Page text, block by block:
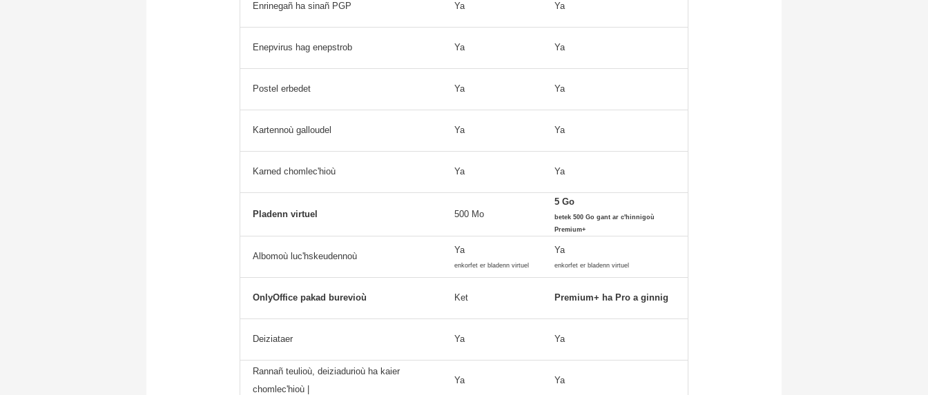
Enrinegañ ha sinañ PGP Ya Ya
Enepvirus hag enepstrob Ya Ya
Postel erbedet Ya Ya
Kartennoù galloudel Ya Ya
Karned chomlec'hioù Ya Ya
Pladenn virtuel 500 Mo
5 Go
betek 500 Go gant ar c'hinnigoù
Premium+
Albomoù luc'hskeudennoù
Ya
enkorfet er bladenn virtuel
Ya
enkorfet er bladenn virtuel
OnlyOffice pakad burevioù Ket Premium+ ha Pro a ginnig
Deiziataer Ya Ya
Rannañ teulioù, deiziadurioù ha kaier
chomlec'hioù |
Ya Ya